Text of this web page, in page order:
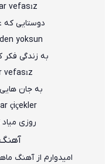
vefasız
دوستایی
yoksun
به زندگی
vefasız
به جان
çiçekler
روزی
امیدوارم از آهنگ